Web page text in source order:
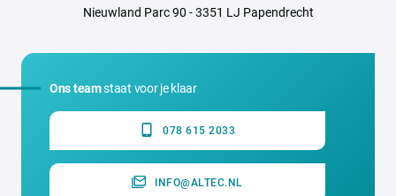
Nieuwland Parc 90 - 3351 LJ Papendrecht
Ons teamstaat voor je klaar
078 615 2033
INFO@ALTEC.NL